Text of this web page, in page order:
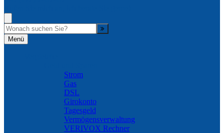
Menü
Strom
Gas
DSL
Girokonto
Tagesgeld
Vermögensverwaltung
VERIVOX Rechner